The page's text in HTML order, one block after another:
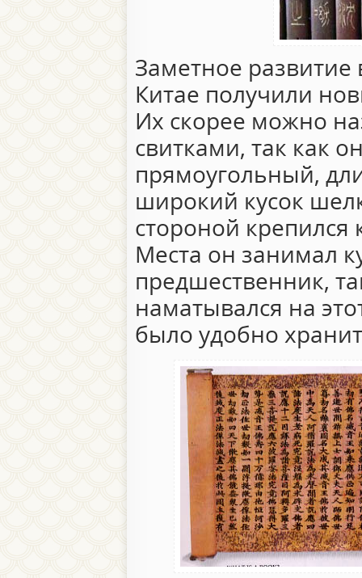
Заметное
Китае получили
Их скорее можно
свитками, так как
прямоугольный,
широкий кусок
стороной
Места он занимал
предшественник,
наматывался на
было удобно